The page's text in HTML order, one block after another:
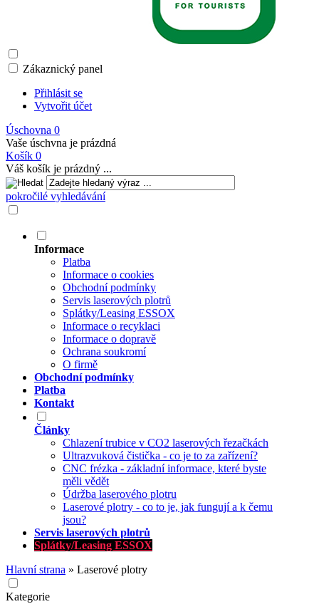
Zákaznický panel
Přihlásit se
Vytvořit účet
Úschovna 0
Vaše úschvna je prázdná
Košík 0
Váš košík je prázdný ...
pokročilé vyhledávání
Informace
Platba
Informace o cookies
Obchodní podmínky
Servis laserových plotrů
Splátky/Leasing ESSOX
Informace o recyklaci
Informace o dopravě
Ochrana soukromí
O firmě
Obchodní podmínky
Platba
Kontakt
Články
Chlazení trubice v CO2 laserových řezačkách
Ultrazvuková čistička - co je to za zařízení?
CNC frézka - základní informace, které byste
měli vědět
Údržba laserového plotru
Laserové plotry - co to je, jak fungují a k čemu
jsou?
Servis laserových plotrů
Splátky/Leasing ESSOX
Hlavní strana » Laserové plotry
Kategorie